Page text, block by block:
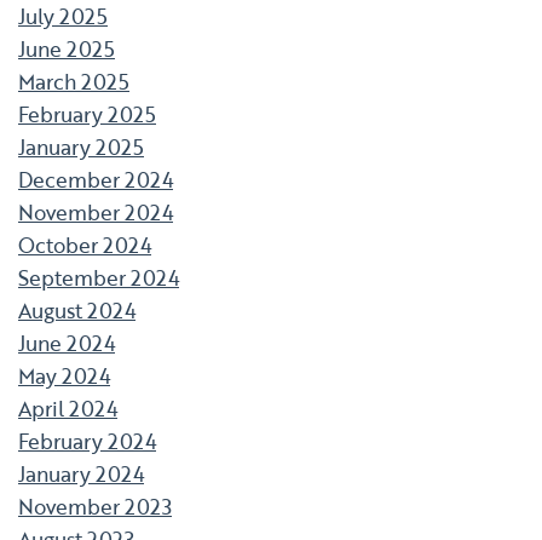
July 2025
June 2025
March 2025
February 2025
January 2025
December 2024
November 2024
October 2024
September 2024
August 2024
June 2024
May 2024
April 2024
February 2024
January 2024
November 2023